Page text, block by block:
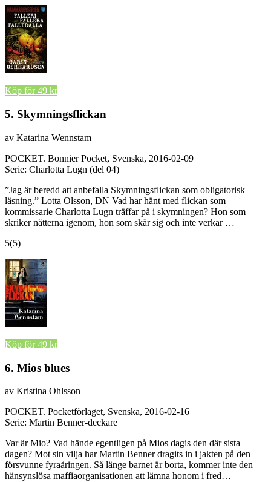
Köp för 49 kr
5. Skymningsflickan
av Katarina Wennstam
POCKET. Bonnier Pocket, Svenska, 2016-02-09
Serie: Charlotta Lugn (del 04)
”Jag är beredd att anbefalla Skymningsflickan som obligatorisk
läsning.” Lotta Olsson, DN Vad har hänt med flickan som
kommissarie Charlotta Lugn träffar på i skymningen? Hon som
skriker nätterna igenom, hon som skär sig och inte verkar …
5(5)
Köp för 49 kr
6. Mios blues
av Kristina Ohlsson
POCKET. Pocketförlaget, Svenska, 2016-02-16
Serie: Martin Benner-deckare
Var är Mio? Vad hände egentligen på Mios dagis den där sista
dagen? Mot sin vilja har Martin Benner dragits in i jakten på den
försvunne fyraåringen. Så länge barnet är borta, kommer inte den
hänsynslösa maffiaorganisationen att lämna honom i fred…